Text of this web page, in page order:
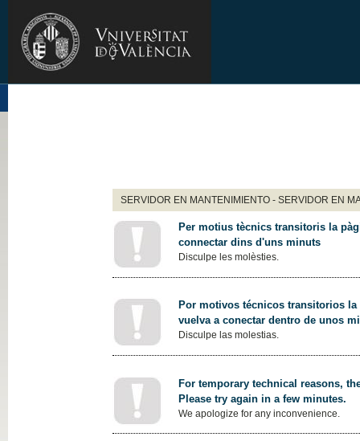
SERVIDOR EN MANTENIMIENTO - SERVIDOR EN
Per motius tècnics transitoris la
connectar dins d'uns minuts
Disculpe les molèsties.
Por motivos técnicos transitorios
vuelva a conectar dentro de unos
Disculpe las molestias.
For temporary technical reasons,
Please try again in a few minutes.
We apologize for any inconvenience.